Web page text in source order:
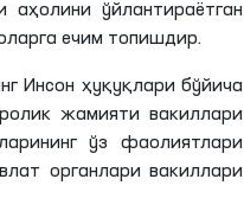
ўйлантираётган
ечим топишдир.
Инсон ҳуқуқлари бўйича
жамияти вакиллари
ўз фаолиятлари
органлари вакиллари